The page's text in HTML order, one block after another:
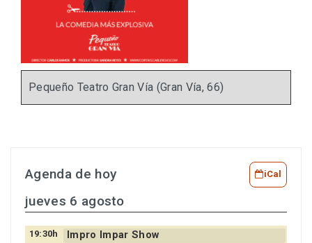
Pequeño Teatro Gran Vía (Gran Vía, 66)
Agenda de hoy iCal
jueves 6 agosto
19:30h Impro Impar Show